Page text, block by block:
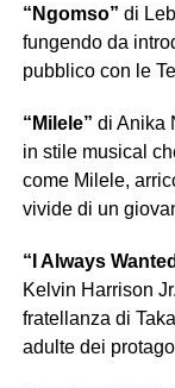
“Ngomso” di
fungendo da
pubblico con le
“Milele” di Anika
in stile musical
come Milele,
vivide di un
“I Always
Kelvin Harrison
fratellanza di
adulte dei